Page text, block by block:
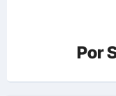
Por